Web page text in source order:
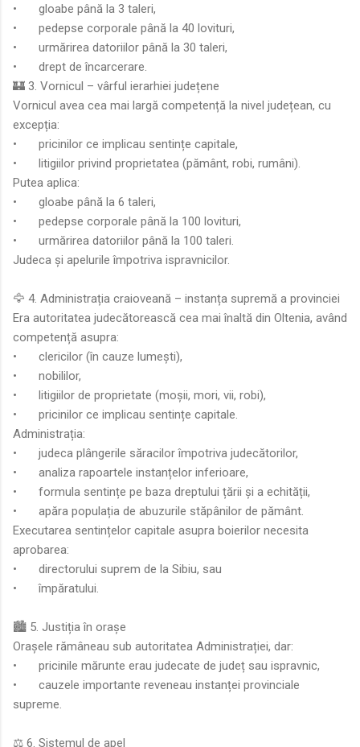
•
gloabe până la 3 taleri,
•
pedepse corporale până la 40 lovituri,
•
urmărirea datoriilor până la 30 taleri,
•
drept de încarcerare.
🏰 3. Vornicul – vârful ierarhiei județene
Vornicul avea cea mai largă competență la nivel județean, cu
excepția:
•
pricinilor ce implicau sentințe capitale,
•
litigiilor privind proprietatea (pământ, robi, rumâni).
Putea aplica:
•
gloabe până la 6 taleri,
•
pedepse corporale până la 100 lovituri,
•
urmărirea datoriilor până la 100 taleri.
Judeca și apelurile împotriva ispravnicilor.
🦅 4. Administrația craioveană – instanța supremă a provinciei
Era autoritatea judecătorească cea mai înaltă din Oltenia, având
competență asupra:
•
clericilor (în cauze lumești),
•
nobililor,
•
litigiilor de proprietate (moșii, mori, vii, robi),
•
pricinilor ce implicau sentințe capitale.
Administrația:
•
judeca plângerile săracilor împotriva judecătorilor,
•
analiza rapoartele instanțelor inferioare,
•
formula sentințe pe baza dreptului țării și a echității,
•
apăra populația de abuzurile stăpânilor de pământ.
Executarea sentințelor capitale asupra boierilor necesita
aprobarea:
•
directorului suprem de la Sibiu, sau
•
împăratului.
🏙️ 5. Justiția în orașe
Orașele rămâneau sub autoritatea Administrației, dar:
•
pricinile mărunte erau judecate de județ sau ispravnic,
•
cauzele importante reveneau instanței provinciale
supreme.
⚖️ 6. Sistemul de apel